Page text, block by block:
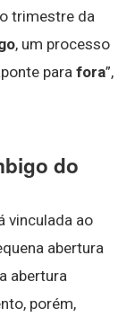
trimestre da
, um processo
para fora”,
do
vinculada ao
abertura
abertura
porém,